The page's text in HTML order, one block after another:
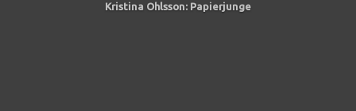
Kristina Ohlsson: Papierjunge